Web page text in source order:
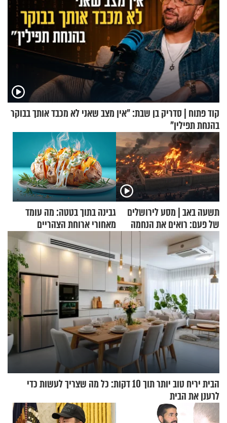
קוד פתוח | סדריק בן שבת: "אין מצב שאני לא מכבד אותך בבוקר
בהנחת תפילין"
תשעה באב | מסע לירושלים
של פעם: רואים את הנחמה
גבינה בתוך בטטה: מה עומד
מאחורי ארוחת הצהריים
שכבשה את הרשת?
הבית יריח טוב יותר תוך 10 דקות: כל מה שצריך לעשות כדי
לרענן את הבית